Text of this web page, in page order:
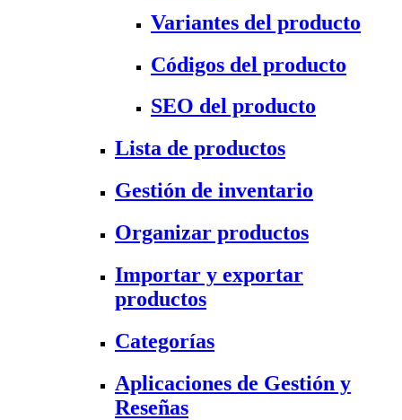
Variantes del producto
Códigos del producto
SEO del producto
Lista de productos
Gestión de inventario
Organizar productos
Importar y exportar
productos
Categorías
Aplicaciones de Gestión y
Reseñas